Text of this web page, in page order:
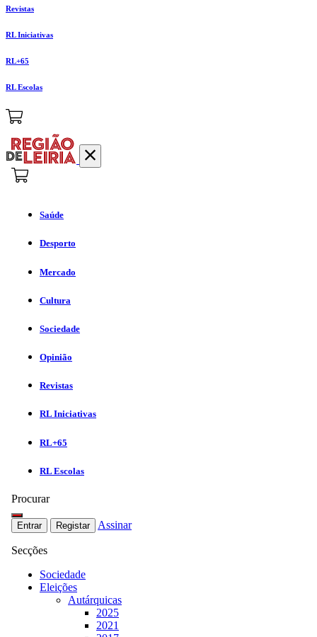
Revistas
RL Iniciativas
RL+65
RL Escolas
Saúde
Desporto
Mercado
Cultura
Sociedade
Opinião
Revistas
RL Iniciativas
RL+65
RL Escolas
Procurar
Entrar Registar Assinar
Secções
Sociedade
Eleições
Autárquicas
2025
2021